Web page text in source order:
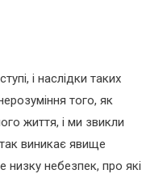
і наслідки таких
того, як
життя, і ми звикли
виникає явище
небезпек, про які